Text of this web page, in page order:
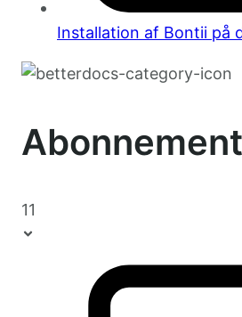
Installation af Bontii på
Abonnement
11